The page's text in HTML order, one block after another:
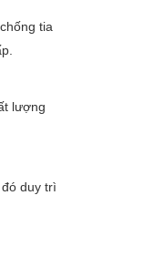
tia
lượng
duy trì